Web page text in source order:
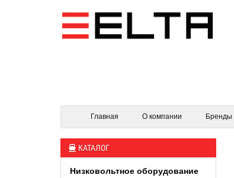
Главная О компании Бренды
КАТАЛОГ
Низковольтное оборудование